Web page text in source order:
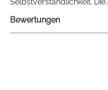
Bewertungen